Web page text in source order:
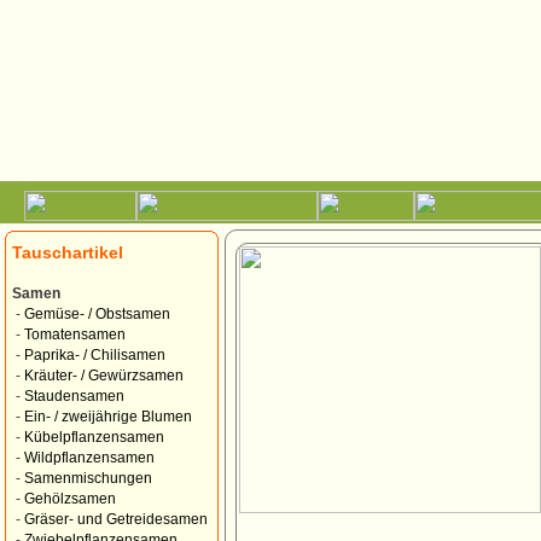
Tauschartikel
Samen
- Gemüse- / Obstsamen
- Tomatensamen
- Paprika- / Chilisamen
- Kräuter- / Gewürzsamen
- Staudensamen
- Ein- / zweijährige Blumen
- Kübelpflanzensamen
- Wildpflanzensamen
- Samenmischungen
- Gehölzsamen
- Gräser- und Getreidesamen